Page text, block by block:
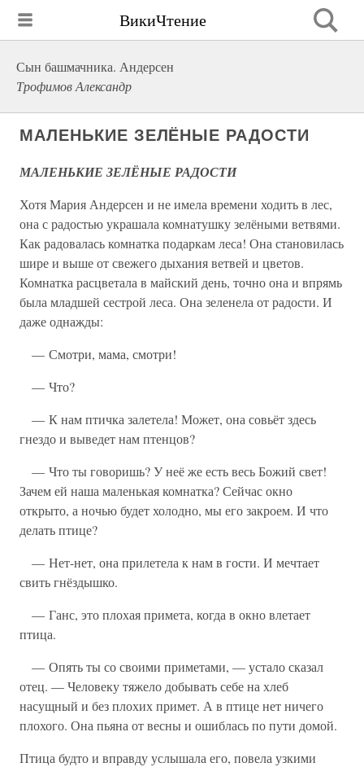
ВикиЧтение
Сын башмачника. Андерсен
Трофимов Александр
МАЛЕНЬКИЕ ЗЕЛЁНЫЕ РАДОСТИ
МАЛЕНЬКИЕ ЗЕЛЁНЫЕ РАДОСТИ
Хотя Мария Андерсен и не имела времени ходить в лес,
она с радостью украшала комнатушку зелёными ветвями.
Как радовалась комнатка подаркам леса! Она становилась
шире и выше от свежего дыхания ветвей и цветов.
Комнатка расцветала в майский день, точно она и впрямь
была младшей сестрой леса. Она зеленела от радости. И
даже однажды:
— Смотри, мама, смотри!
— Что?
— К нам птичка залетела! Может, она совьёт здесь
гнездо и выведет нам птенцов?
— Что ты говоришь? У неё же есть весь Божий свет!
Зачем ей наша маленькая комнатка? Сейчас окно
открыто, а ночью будет холодно, мы его закроем. И что
делать птице?
— Нет-нет, она прилетела к нам в гости. И мечтает
свить гнёздышко.
— Ганс, это плохая примета, когда в окно влетает
птица.
— Опять ты со своими приметами, — устало сказал
отец. — Человеку тяжело добывать себе на хлеб
насущный и без плохих примет. А в птице нет ничего
плохого. Она пьяна от весны и ошиблась по пути домой.
Птица будто и вправду услышала его, повела узкими